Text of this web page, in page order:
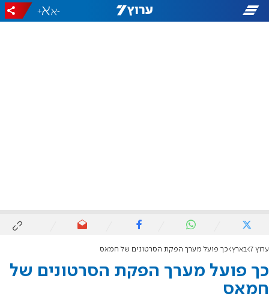
-
+
ערוץ 7 בארץ כך פועל מערך הפקת הסרטונים של חמאס
כך פועל מערך הפקת הסרטונים של
חמאס